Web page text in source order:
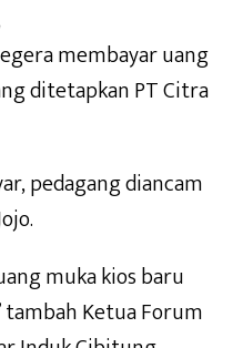
membayar uang
ditetapkan PT Citra
pedagang diancam
muka kios baru
Ketua Forum